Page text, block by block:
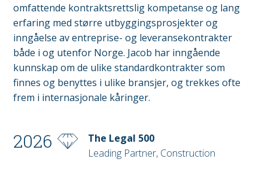
omfattende kontraktsrettslig kompetanse og lang
erfaring med større utbyggingsprosjekter og
inngåelse av entreprise- og leveransekontrakter
både i og utenfor Norge. Jacob har inngående
kunnskap om de ulike standardkontrakter som
finnes og benyttes i ulike bransjer, og trekkes ofte
frem i internasjonale kåringer.
2026
The Legal 500
Leading Partner, Construction